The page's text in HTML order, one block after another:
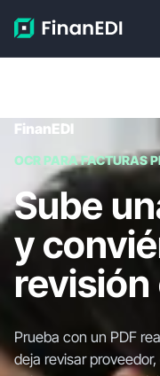
FinanEDI
OCR PARA FACTURAS
Sube
y
Prueba con un PDF
deja revisar